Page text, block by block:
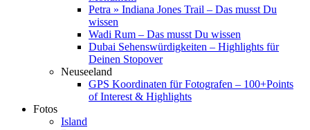
Petra » Indiana Jones Trail – Das musst Du
wissen
Wadi Rum – Das musst Du wissen
Dubai Sehenswürdigkeiten – Highlights für
Deinen Stopover
Neuseeland
GPS Koordinaten für Fotografen – 100+Points
of Interest & Highlights
Fotos
Island